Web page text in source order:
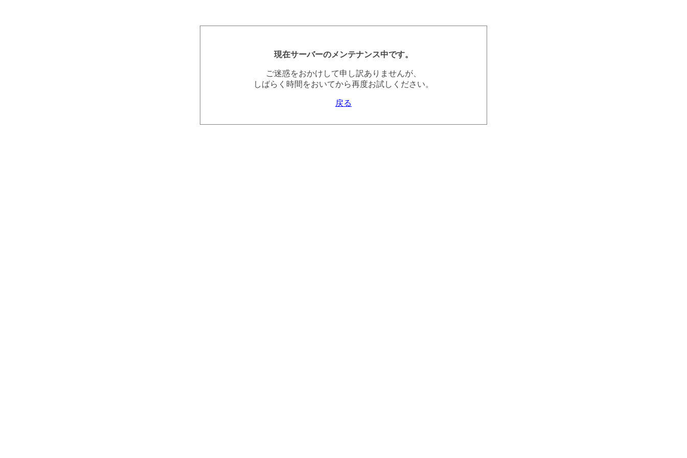
現在サーバーのメンテナンス中です。
ご迷惑をおかけして申し訳ありませんが、
しばらく時間をおいてから再度お試しください。
戻る